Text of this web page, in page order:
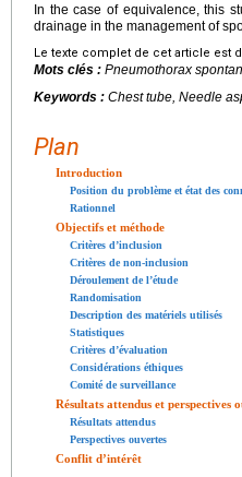
In the case of equivalence, this
drainage in the management of
Le texte complet de cet article est
Mots clés : Pneumothorax
Keywords : Chest tube, Needle
Plan
Introduction
Position du problème et état des
Rationnel
Objectifs et méthode
Critères d’inclusion
Critères de non-inclusion
Déroulement de l’étude
Randomisation
Description des matériels utilisés
Statistiques
Critères d’évaluation
Considérations éthiques
Comité de surveillance
Résultats attendus et perspectives
Résultats attendus
Perspectives ouvertes
Conflit d’intérêt